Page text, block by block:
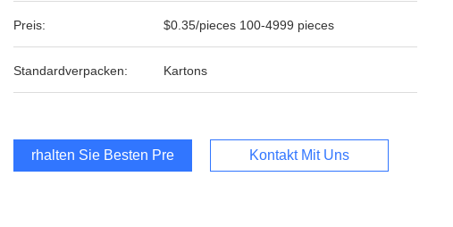
Preis: $0.35/pieces 100-4999 pieces
Standardverpacken: Kartons
Erhalten Sie Besten Preis Kontakt Mit Uns